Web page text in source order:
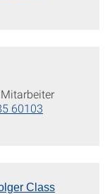
60103
Class